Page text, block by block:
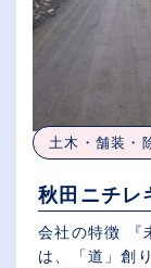
土木・舗装・
秋田ニチレ
会社の特徴 『
は、「道」創り